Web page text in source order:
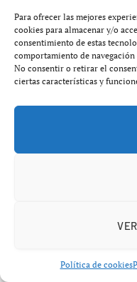
Para ofrecer las mejores
cookies para almacenar y/o
consentimiento de estas
comportamiento de
No consentir o retirar el
ciertas características y
Política de cookies
Galán y
los números
En una final marcada
proclamaron